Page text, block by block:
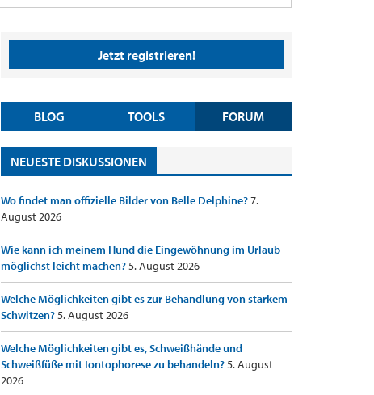
Jetzt registrieren!
BLOG TOOLS FORUM
NEUESTE DISKUSSIONEN
Wo findet man offizielle Bilder von Belle Delphine?7.
August 2026
Wie kann ich meinem Hund die Eingewöhnung im Urlaub
möglichst leicht machen?5. August 2026
Welche Möglichkeiten gibt es zur Behandlung von starkem
Schwitzen?5. August 2026
Welche Möglichkeiten gibt es, Schweißhände und
Schweißfüße mit Iontophorese zu behandeln?5. August
2026